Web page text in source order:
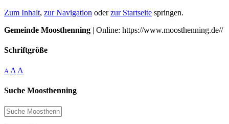
Zum Inhalt, zur Navigation oderzur Startseite springen.
Gemeinde Moosthenning | Online: https://www.moosthenning.de//
Schriftgröße
A A A
Suche Moosthenning